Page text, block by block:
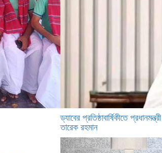
ড্যাবের প্রতিষ্ঠাবার্ষিকীতে প্রধানমন্ত্রী
তারেক রহমান